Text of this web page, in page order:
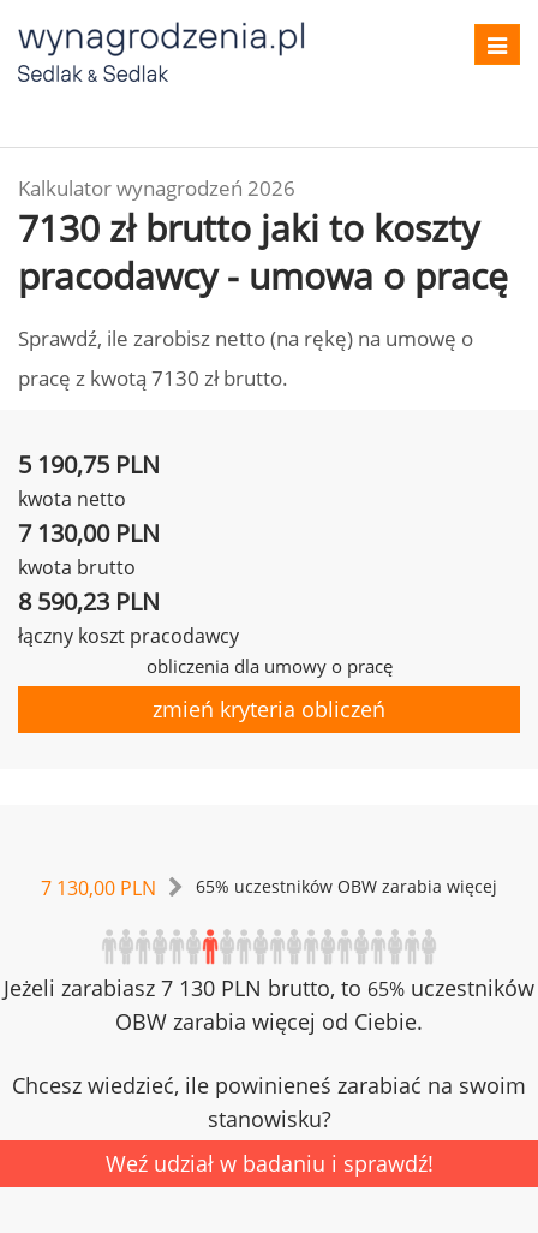
Kalkulator wynagrodzeń 2026
7130 zł brutto jaki to koszty
pracodawcy - umowa o pracę
Sprawdź, ile zarobisz netto (na rękę) na umowę o
pracę z kwotą 7130 zł brutto.
5 190,75 PLN
kwota netto
7 130,00 PLN
kwota brutto
8 590,23 PLN
łączny koszt pracodawcy
obliczenia dla umowy o pracę
zmień kryteria obliczeń
7 130,00 PLN 65% uczestników OBW zarabia więcej
Jeżeli zarabiasz 7 130 PLN brutto, to 65% uczestników
OBW zarabia więcej od Ciebie.
Chcesz wiedzieć, ile powinieneś zarabiać na swoim
stanowisku?
Weź udział w badaniu i sprawdź!